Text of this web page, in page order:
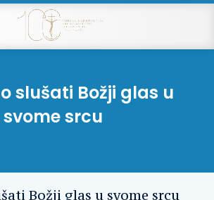
slušati Božji glas u
svome srcu